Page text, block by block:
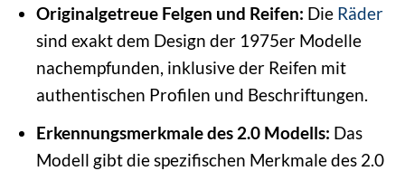
Originalgetreue Felgen und Reifen: Die Räder
sind exakt dem Design der 1975er Modelle
nachempfunden, inklusive der Reifen mit
authentischen Profilen und Beschriftungen.
Erkennungsmerkmale des 2.0 Modells: Das
Modell gibt die spezifischen Merkmale des 2.0